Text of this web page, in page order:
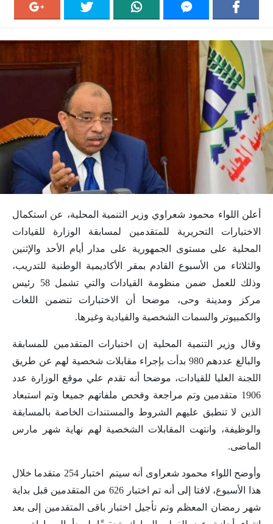
أعلن اللواء محمود شعراوي وزير التنمية المحلية، عن استكمال
الاختبارات التحريرية للمتقدمين لمسابقة الوزارة للقيادات
المحلية على مستوى الجمهورية على مدار أيام الأحد والإثنين
والثلاثاء من الأسبوع القادم بمقر الأكاديمية الوطنية للتدريب،
وذلك للعمل ضمن منظومة القيادات والتي تشمل 58 رئيس
مركز ومدينة وحى، موضحا أن الاختبارات تتضمن اللغات
والكمبيوتر والسمات الشخصية والقيادية وغيرها.
وقال وزير التنمية المحلية إن اختبارات المتقدمين للمسابقة
والبالغ عددهم 980 بدأت بإجراء مقابلات شخصية لهم عن طريق
اللجنة العليا للقيادات، موضحا أنه تقدم علي موقع الوزارة عدد
1906 متقدمين وتم مراجعة وفحص ملفاتهم جميعا وتم استبعاد
الذين لا تنطبق عليهم الشروط والمستندات الخاصة بالمسابقة
والوظيفة، وانتهت المقابلات الشخصية لهم نهاية شهر مارس
الماضى.
وأوضح اللواء محمود شعراوى أنه سيتم اختبار 254 متقدما خلال
هذا الأسبوع، لافتا إلى أنه تم اختبار 626 من المتقدمين قبل بداية
شهر رمضان المعظم وتم تأجيل اختبار باقى المتقدمين إلى بعد